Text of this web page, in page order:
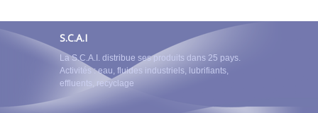
S.C.A.I
La S.C.A.I. distribue ses produits dans 25 pays.
Activités : eau, fluides industriels, lubrifiants,
effluents, recyclage